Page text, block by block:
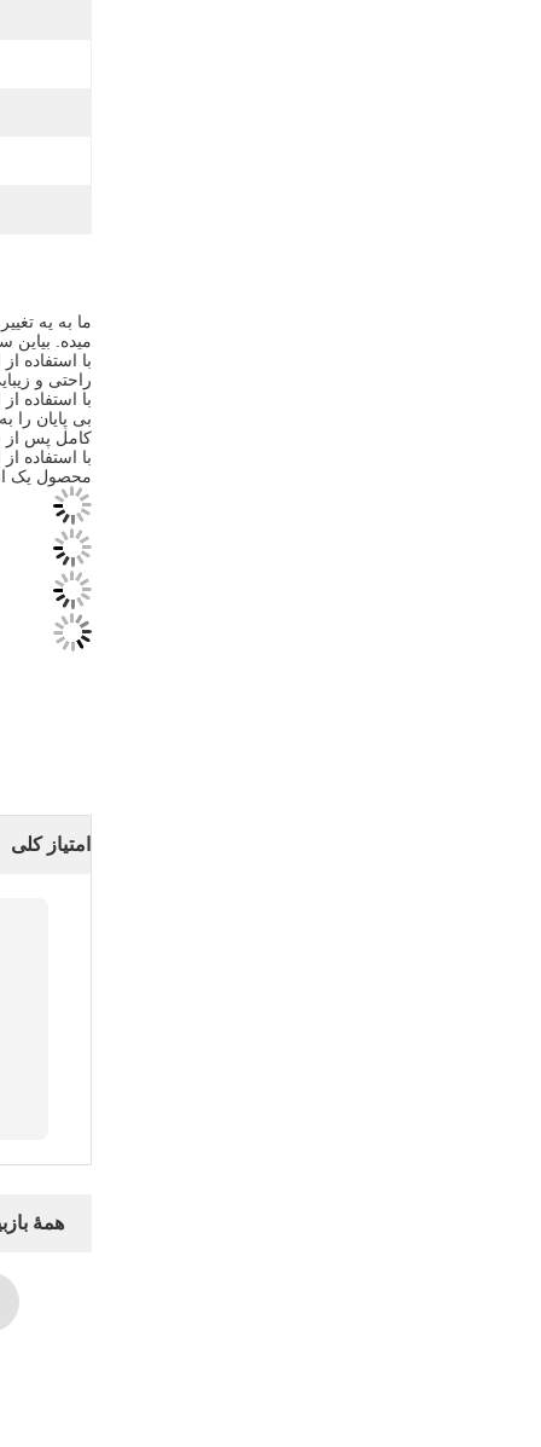
ما به يه
ميده. بياين
با استفاده
راحتی و
با استفاده
بی پایان را
کامل پس از
با استفاده
محصول یک
امتیاز کلی
همهٔ